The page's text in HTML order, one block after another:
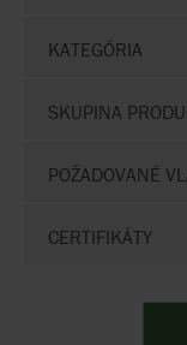
KATEGÓRIA
SKUPINA
POŽADOVANÉ
CERTIFIKÁTY